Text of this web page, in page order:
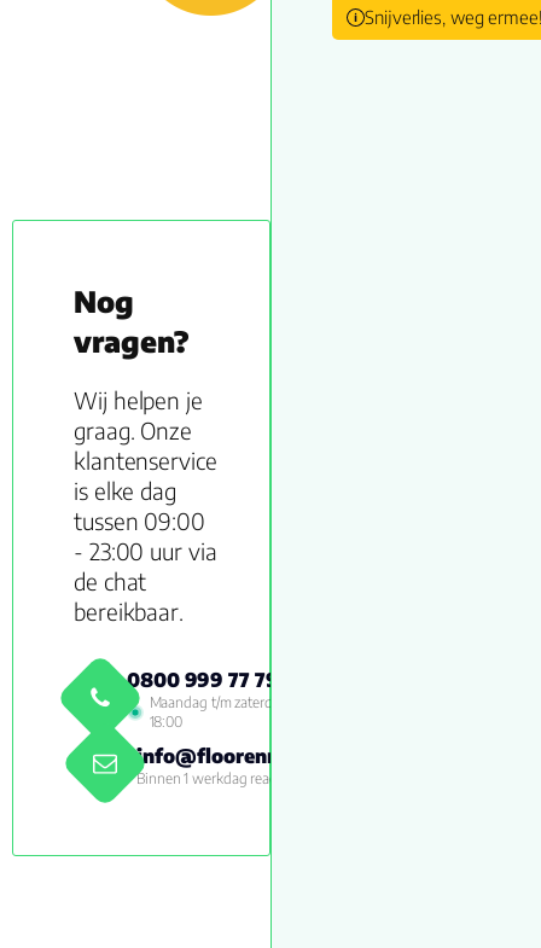
Nog
vragen?
Wij helpen je
graag. Onze
klantenservice
is elke dag
tussen 09:00
- 23:00 uur via
de chat
bereikbaar.
0800 999 77 79
Maandag t/m zaterdag 09:00 -
18:00
info@floorenmore.nl
Binnen 1 werkdag reactie
Snijverlies, weg